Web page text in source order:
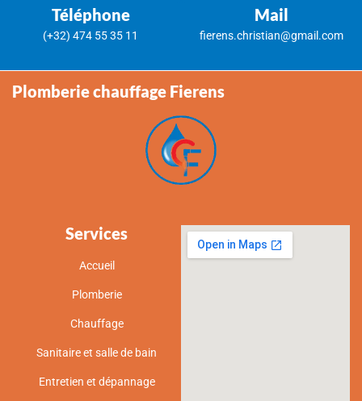
Téléphone
(+32) 474 55 35 11
Mail
fierens.christian@gmail.com
Plomberie chauffage Fierens
Services
Accueil
Plomberie
Chauffage
Sanitaire et salle de bain
Entretien et dépannage